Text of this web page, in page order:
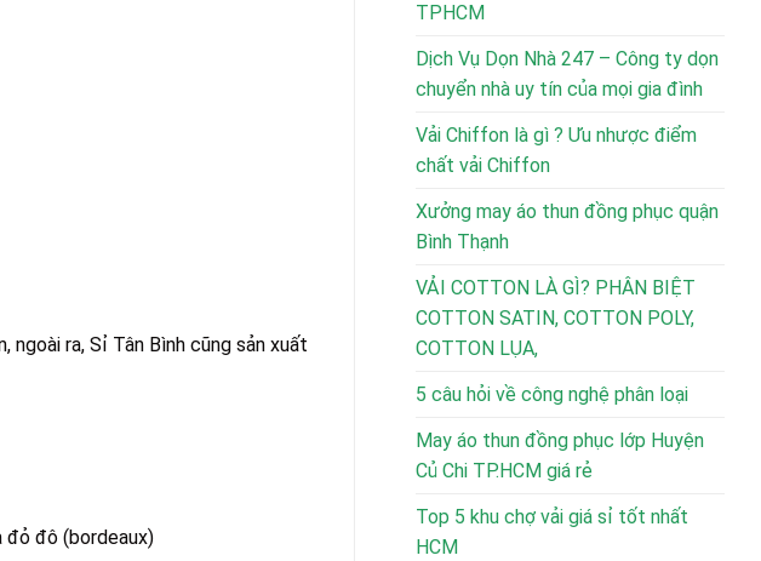
ra, Sỉ Tân Bình cũng sản xuất
đỏ đô (bordeaux)
TPHCM
Dịch Vụ Dọn Nhà 247 – Công ty dọn
chuyển nhà uy tín của mọi gia đình
Vải Chiffon là gì ? Ưu nhược điểm
chất vải Chiffon
Xưởng may áo thun đồng phục quận
Bình Thạnh
VẢI COTTON LÀ GÌ? PHÂN BIỆT
COTTON SATIN, COTTON POLY,
COTTON LỤA,
5 câu hỏi về công nghệ phân loại
May áo thun đồng phục lớp Huyện
Củ Chi TP.HCM giá rẻ
Top 5 khu chợ vải giá sỉ tốt nhất
HCM